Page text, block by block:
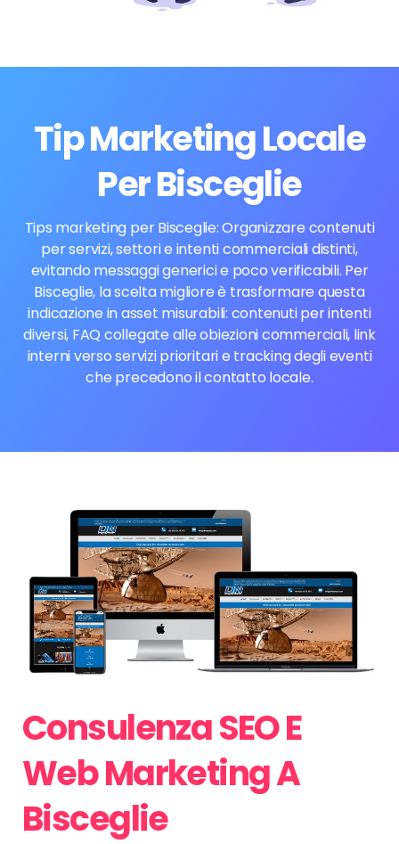
Tip Marketing Locale
Per Bisceglie
Tips marketing per Bisceglie: Organizzare contenuti
per servizi, settori e intenti commerciali distinti,
evitando messaggi generici e poco verificabili. Per
Bisceglie, la scelta migliore è trasformare questa
indicazione in asset misurabili: contenuti per intenti
diversi, FAQ collegate alle obiezioni commerciali, link
interni verso servizi prioritari e tracking degli eventi
che precedono il contatto locale.
Consulenza SEO E
Web Marketing A
Bisceglie